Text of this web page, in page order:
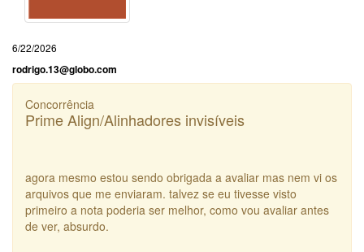
6/22/2026
rodrigo.13@globo.com
Concorrência
Prime Align/Alinhadores invisíveis
agora mesmo estou sendo obrigada a avaliar mas nem vi os
arquivos que me enviaram. talvez se eu tivesse visto
primeiro a nota poderia ser melhor, como vou avaliar antes
de ver, absurdo.